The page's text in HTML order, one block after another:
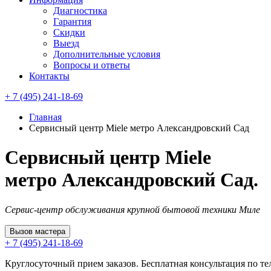
Диагностика
Гарантия
Скидки
Выезд
Дополнительные условия
Вопросы и ответы
Контакты
+ 7 (495) 241-18-69
Главная
Сервисный центр Miele метро Александровский Сад
Сервисный центр Miele
метро Александровский Сад.
Сервис-центр обслуживания крупной бытовой техники Миле
Вызов мастера
+ 7 (495) 241-18-69
Круглосуточный прием заказов. Бесплатная консультация по